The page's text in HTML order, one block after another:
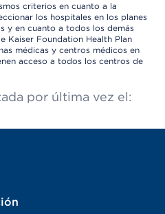
criterios en cuanto a la
los hospitales en los planes
y en cuanto a todos los demás
Kaiser Foundation Health Plan
médicas y centros médicos en
acceso a todos los centros de
por última vez el: